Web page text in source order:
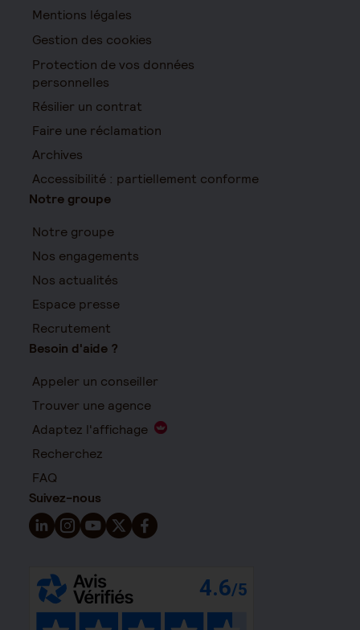
Mentions légales
Gestion des cookies
Protection de vos données
personnelles
Résilier un contrat
Faire une réclamation
Archives
Accessibilité : partiellement conforme
Notre groupe
Notre groupe
Nos engagements
Nos actualités
Espace presse
Recrutement
Besoin d'aide ?
Appeler un conseiller
Trouver une agence
Adaptez l'affichage
Recherchez
FAQ
Suivez-nous
Suivez-nous sur LinkedIn - Nouvelle fenêtre
Suivez-nous sur Instagram - Nouvelle fenêtre
Suivez-nous sur YouTube - Nouvelle fenêtre
Suivez-nous sur X - Nouvelle fenêtre
Suivez-nous sur Facebook - Nouvelle